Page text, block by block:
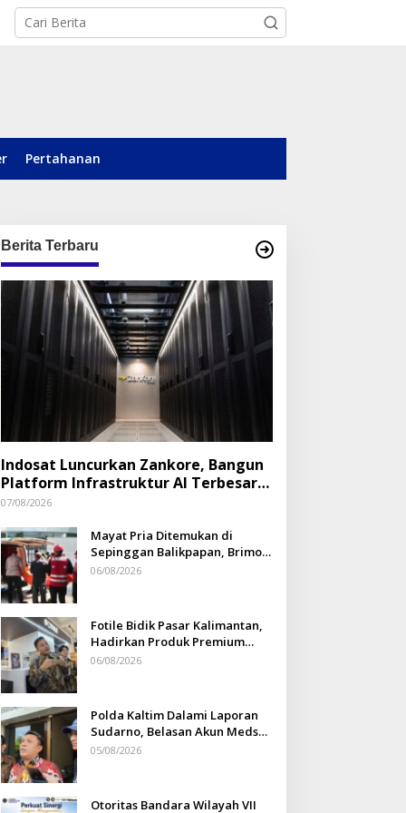
Pertahanan
Berita Terbaru
Indosat Luncurkan Zankore, Bangun
Platform Infrastruktur AI Terbesar
di Asia Tenggara
07/08/2026
Mayat Pria Ditemukan di
Sepinggan Balikpapan, Brimob
Lakukan Pengamanan TKP
06/08/2026
Fotile Bidik Pasar Kalimantan,
Hadirkan Produk Premium
Yang Makin Terjangkau
06/08/2026
Polda Kaltim Dalami Laporan
Sudarno, Belasan Akun Medsos
Masih Tahap Penyelidikan
05/08/2026
Otoritas Bandara Wilayah VII